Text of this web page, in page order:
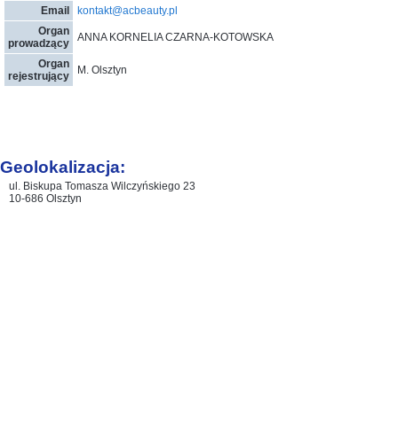
Email
kontakt@acbeauty.pl
Organ
prowadzący
ANNA KORNELIA CZARNA-KOTOWSKA
Organ
rejestrujący
M. Olsztyn
Geolokalizacja:
ul. Biskupa Tomasza Wilczyńskiego 23
10-686 Olsztyn